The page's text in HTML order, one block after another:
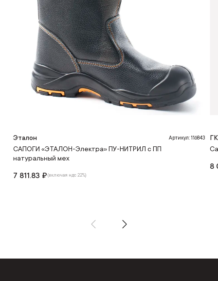
Эталон Артикул: 116843
САПОГИ «ЭТАЛОН-Электра» ПУ-НИТРИЛ с ПП
натуральный мех
7 811.83 ₽(включая ндс 22%)
8